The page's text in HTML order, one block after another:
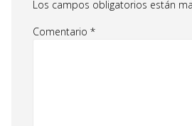
Los campos obligatorios están
Comentario *